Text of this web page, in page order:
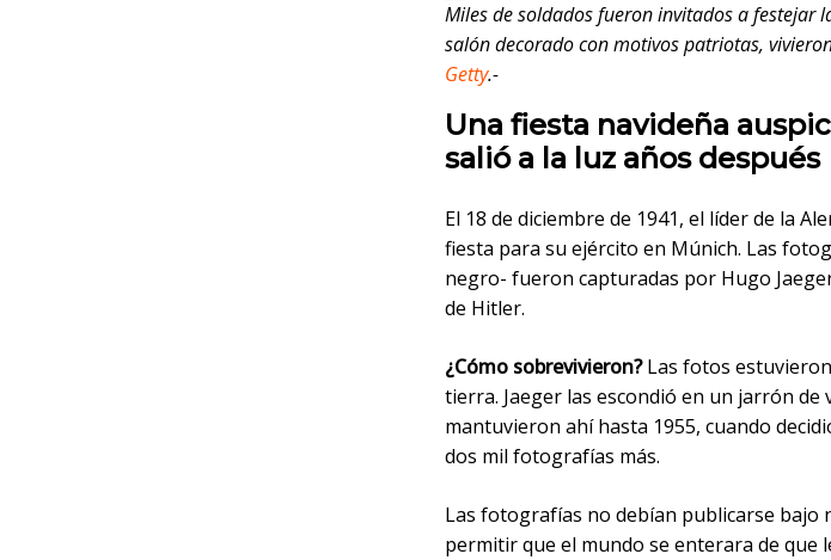
Miles de soldados fueron invitados a festejar
salón decorado con motivos patriotas,
Getty.-
Una fiesta navideña
salió a la luz años después
El 18 de diciembre de 1941, el líder de la
fiesta para su ejército en Múnich. Las
negro- fueron capturadas por Hugo
de Hitler.
¿Cómo sobrevivieron?Las fotos
tierra. Jaeger las escondió en un jarrón
mantuvieron ahí hasta 1955, cuando
dos mil fotografías más.
Las fotografías no debían publicarse bajo
permitir que el mundo se enterara de que